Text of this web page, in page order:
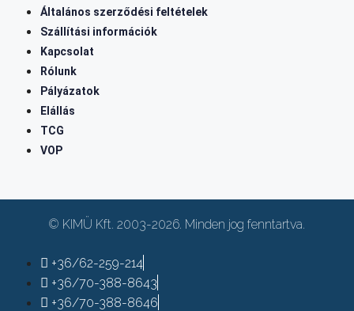
Általános szerződési feltételek
Szállítási információk
Kapcsolat
Rólunk
Pályázatok
Elállás
TCG
VOP
© KIMÜ Kft. 2003-2026. Minden jog fenntartva.
+36/62-259-214
+36/70-388-8643
+36/70-388-8646